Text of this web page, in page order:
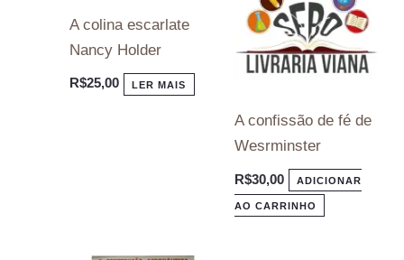
A colina escarlate
Nancy Holder
R$25,00 LER MAIS
A confissão de fé de
Wesrminster
R$30,00 ADICIONAR
AO CARRINHO